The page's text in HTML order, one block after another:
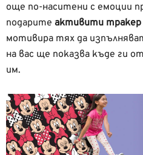
още по-наситени с емоции
подарите активити тракер
мотивира тях да
на вас ще показва къде ги
им.